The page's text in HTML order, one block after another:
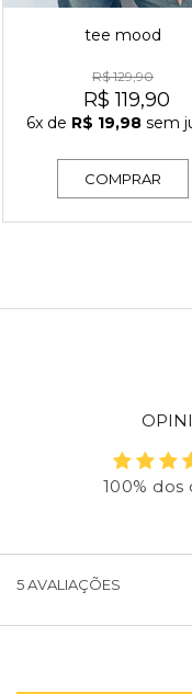
tee mood
R$ 129,90
R$ 119,90
6xde R$ 19,98sem
COMPRAR
100%
5AVALIAÇÕES